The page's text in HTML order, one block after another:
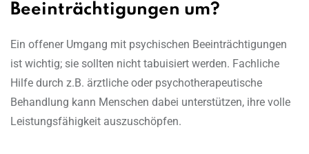
Beeinträchtigungen um?
Ein offener Umgang mit psychischen Beeinträchtigungen
ist wichtig; sie sollten nicht tabuisiert werden. Fachliche
Hilfe durch z.B. ärztliche oder psychotherapeutische
Behandlung kann Menschen dabei unterstützen, ihre volle
Leistungsfähigkeit auszuschöpfen.